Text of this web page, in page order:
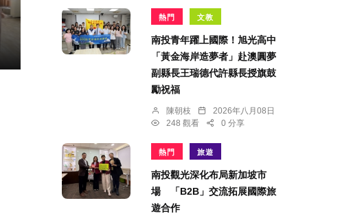
熱門 文教
南投青年躍上國際！旭光高中
「黃金海岸造夢者」赴澳圓夢
副縣長王瑞德代許縣長授旗鼓
勵祝福
陳朝枝
2026年八月08日
248 觀看
0 分享
熱門 旅遊
南投觀光深化布局新加坡市
場 「B2B」交流拓展國際旅
遊合作